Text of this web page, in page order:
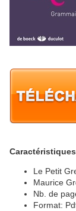
Caractéristiques
Le Petit
Maurice
Nb. de
Format: